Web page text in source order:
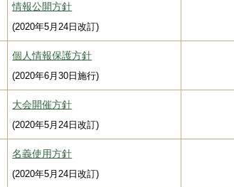
情報公開方針
(2020年5月24日改訂)
個人情報保護方針
(2020年6月30日施行)
大会開催方針
(2020年5月24日改訂)
名義使用方針
(2020年5月24日改訂)